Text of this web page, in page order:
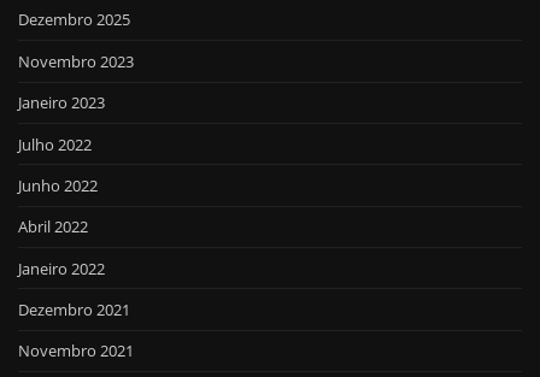
Dezembro 2025
Novembro 2023
Janeiro 2023
Julho 2022
Junho 2022
Abril 2022
Janeiro 2022
Dezembro 2021
Novembro 2021